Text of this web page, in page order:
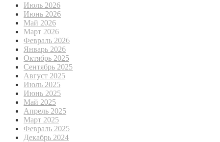
Июль 2026
Июнь 2026
Май 2026
Март 2026
Февраль 2026
Январь 2026
Октябрь 2025
Сентябрь 2025
Август 2025
Июль 2025
Июнь 2025
Май 2025
Апрель 2025
Март 2025
Февраль 2025
Декабрь 2024